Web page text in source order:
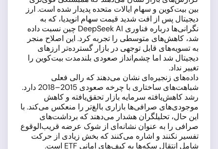
بین بیت‌کوین و سهام ایالات متحده پدیدار شده است. ارز
دیجیتال پس از افت شدید قیمت سهام انویدیا، که به
نگرانی‌ها درباره فناوری DeepSeek AI چین نسبت داده
شد، کاهش‌های متوسطی را تجربه کرد. این اصلاح منجر
به تسویه‌های قابل توجهی در بازار گسترده‌تر ارزهای
دیجیتال شد اما چشم‌انداز صعودی بلندمدت بیت‌کوین را
تغییر نداد.
داده‌های زنجیره‌ای نشان می‌دهند که رالی فعلی
شباهت‌های ساختاری با چرخه صعودی 2015–2018 دارد.
رشد کاهش‌یافته سرمایه بازار تحقق‌یافته و کاهش
موجودی‌های صرافی‌ها بازاری بالغ‌تر را منعکس می‌کند. با
این حال، تحلیلگران هشدار می‌دهند که برداشت‌های
صرافی را به عنوان نشانه‌ای از شوک عرضه قریب‌الوقوع
تفسیر نکنند و اشاره می‌کنند که بخش زیادی از حرکت
شامل انتقال سکه‌ها به کیف‌های امانی ETF است.